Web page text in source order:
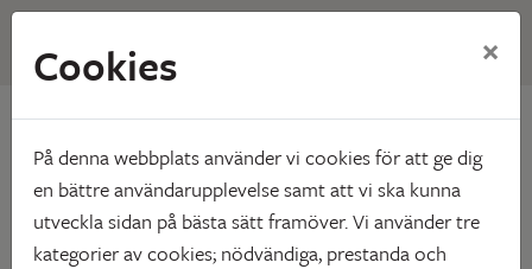
Hem Mina sidor
Mina sidor
Mobilt BankID Lösenord
Cookies ×
På denna webbplats använder vi cookies för att ge dig
en bättre användarupplevelse samt att vi ska kunna
utveckla sidan på bästa sätt framöver. Vi använder tre
kategorier av cookies; nödvändiga, prestanda och